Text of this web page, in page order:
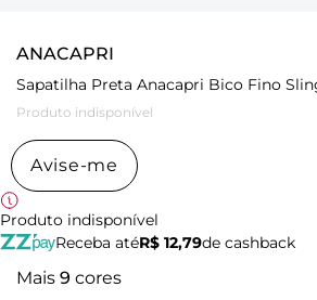
ANACAPRI
Sapatilha Preta Anacapri Bico Fino
Produto indisponível
Avise-me
Produto indisponível
Receba atéR$ 12,79de cashback
Mais 9 cores